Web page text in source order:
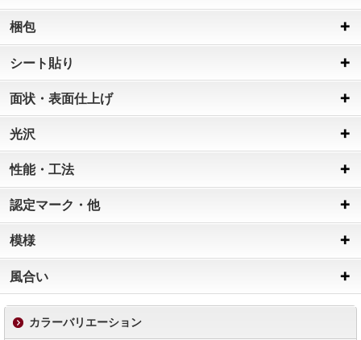
梱包
シート貼り
面状・表面仕上げ
光沢
性能・工法
認定マーク・他
模様
風合い
カラーバリエーション